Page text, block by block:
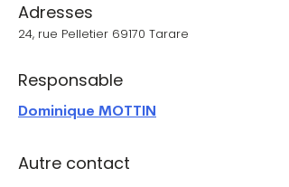
Adresses
24, rue Pelletier 69170 Tarare
Responsable
Dominique MOTTIN
Autre contact